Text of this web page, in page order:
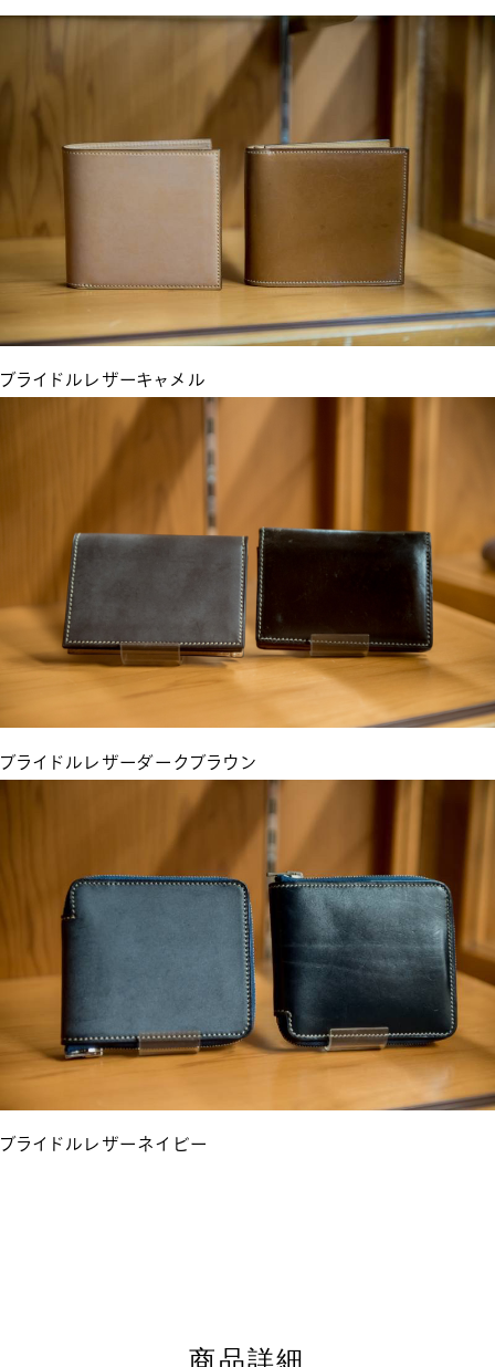
ブライドルレザーキャメル
ブライドルレザーダークブラウン
ブライドルレザーネイビー
商品詳細